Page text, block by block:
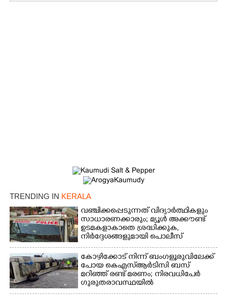
TRENDING IN KERALA
വഞ്ചിക്കപ്പെടുന്നത് വിദ്യാർത്ഥികളും
സാധാരണക്കാരും; മ്യൂൾ അക്കൗണ്ട്
ഉടമകളാകാതെ ശ്രദ്ധിക്കുക,
നിർദ്ദേശങ്ങളുമായി പൊലീസ്
കോഴിക്കോട് നിന്ന് ബംഗളൂരുവിലേക്ക്
പോയ കെഎസ്‌ആർടിസി ബസ്
മറിഞ്ഞ് രണ്ട് മരണം; നിരവധിപേർ
ഗുരുതരാവസ്ഥയിൽ